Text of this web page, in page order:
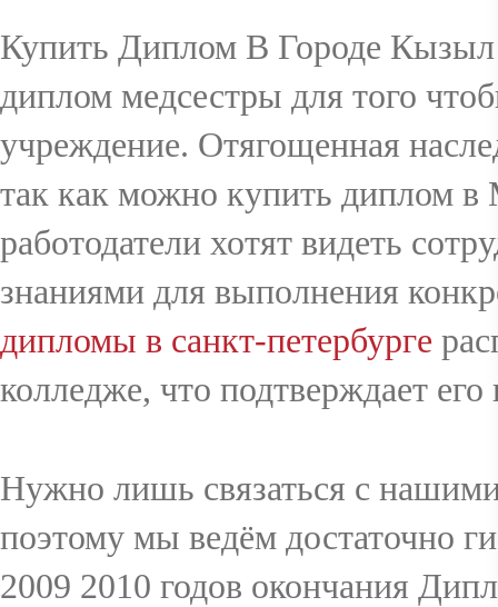
Купить Диплом В Городе Кызыл
диплом медсестры для того
учреждение. Отягощенная
так как можно купить диплом
работодатели хотят видеть
знаниями для выполнения
дипломы в санкт-петербурге
колледже, что подтверждает
Нужно лишь связаться с
поэтому мы ведём достаточно
2009 2010 годов окончания